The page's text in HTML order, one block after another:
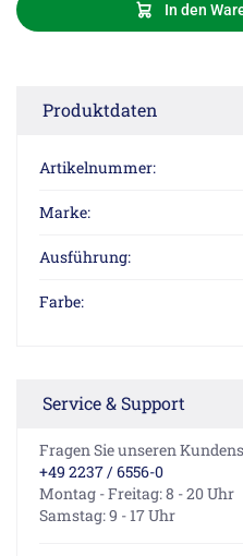
In den
Produktdaten
Artikelnummer:
Marke:
Ausführung:
Farbe:
Service & Support
Fragen Sie unseren
+49 2237 / 6556-0
Montag - Freitag: 8 - 20 Uhr
Samstag: 9 - 17 Uhr